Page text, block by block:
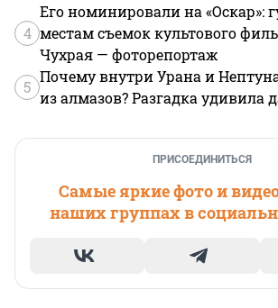
4
Его номинировали на «Оскар»:
местам съемок культового
Чухрая — фоторепортаж
5
Почему внутри Урана и
из алмазов? Разгадка удивила
ПРИСОЕДИНИТЬСЯ
Самые яркие фото и
наших группах в